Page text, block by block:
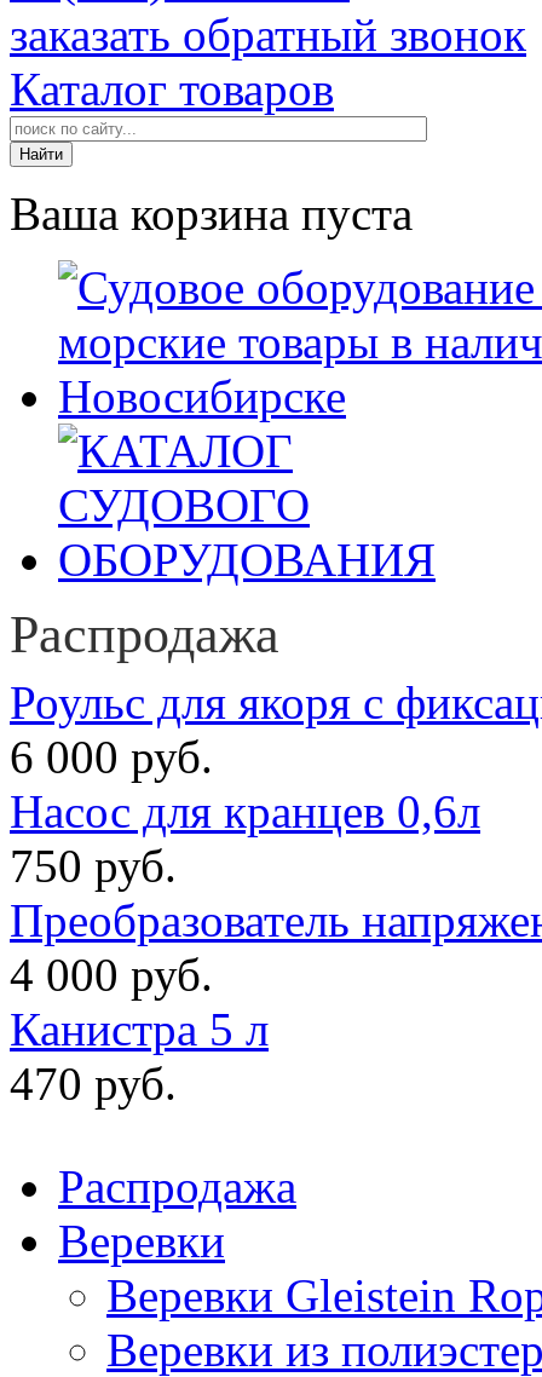
заказать обратный звонок
Каталог товаров
Ваша корзина пуста
Распродажа
Роульс для якоря с
6 000 руб.
Насос для кранцев 0,6л
750 руб.
Преобразователь
4 000 руб.
Канистра 5 л
470 руб.
Распродажа
Веревки
Веревки Gleistein
Веревки из